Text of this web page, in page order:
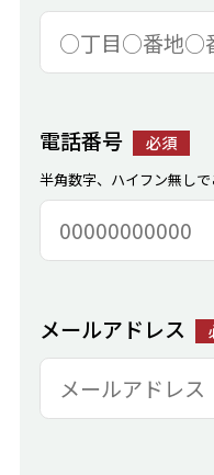
電話番号 必須
半角数字、ハイフン無しで
メールアドレス